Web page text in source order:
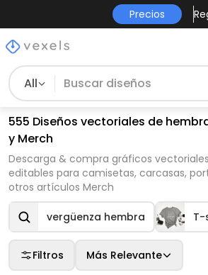
Precios
All
555 Diseños vectoriales de
y Merch
Descarga & compra gráficos
editables para camisetas, carcasas,
otros artículos Merch
vergüenza hembra T-
Filtros Más Relevante